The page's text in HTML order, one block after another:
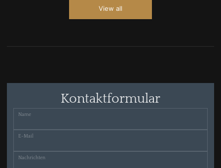
View all
Kontaktformular
Name
E-Mail
Nachrichten